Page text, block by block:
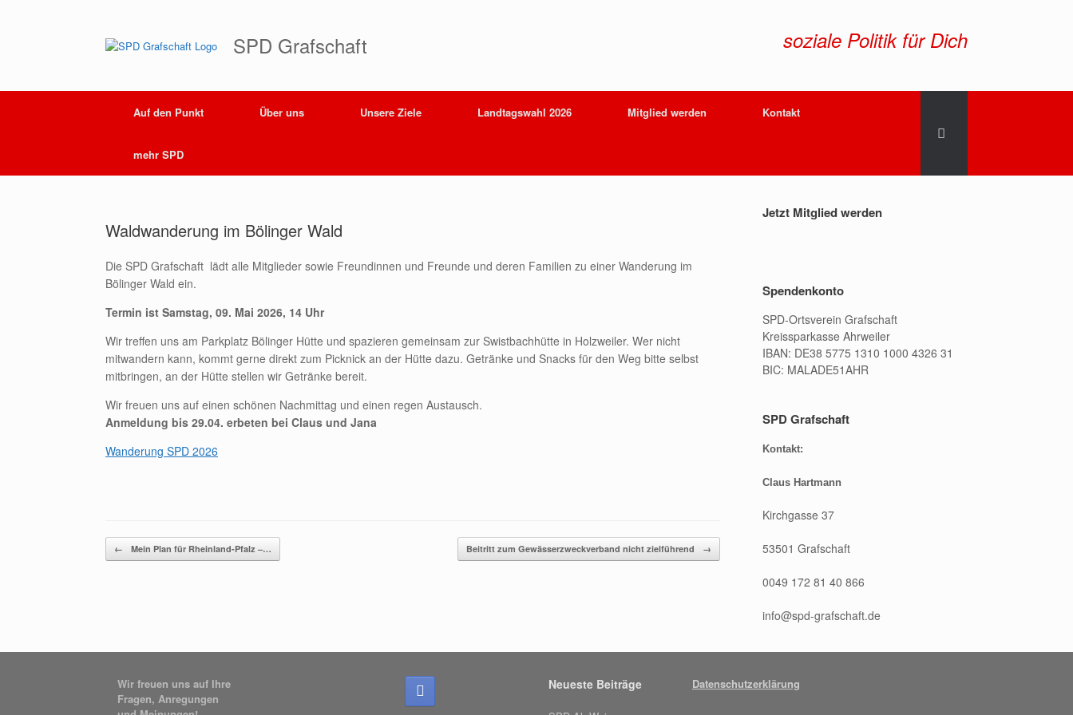
SPD Grafschaft soziale Politik für Dich
Auf den Punkt Über uns Unsere Ziele Landtagswahl 2026 Mitglied werden Kontakt
mehr SPD
Waldwanderung im Bölinger Wald
Die SPD Grafschaft lädt alle Mitglieder sowie Freundinnen und Freunde und deren Familien zu einer Wanderung im
Bölinger Wald ein.
Termin ist Samstag, 09. Mai 2026, 14 Uhr
Wir treffen uns am Parkplatz Bölinger Hütte und spazieren gemeinsam zur Swistbachhütte in Holzweiler. Wer nicht
mitwandern kann, kommt gerne direkt zum Picknick an der Hütte dazu. Getränke und Snacks für den Weg bitte selbst
mitbringen, an der Hütte stellen wir Getränke bereit.
Wir freuen uns auf einen schönen Nachmittag und einen regen Austausch.
Anmeldung bis 29.04. erbeten bei Claus und Jana
Wanderung SPD 2026
Beitragsnavigation
← Mein Plan für Rheinland-Pfalz –… Beitritt zum Gewässerzweckverband nicht zielführend →
Jetzt Mitglied werden
Spendenkonto
SPD-Ortsverein Grafschaft
Kreissparkasse Ahrweiler
IBAN: DE38 5775 1310 1000 4326 31
BIC: MALADE51AHR
SPD Grafschaft
Kontakt:
Claus Hartmann
Kirchgasse 37
53501 Grafschaft
0049 172 81 40 866
info@spd-grafschaft.de
Wir freuen uns auf Ihre
Fragen, Anregungen
Neueste Beiträge Datenschutzerklärung